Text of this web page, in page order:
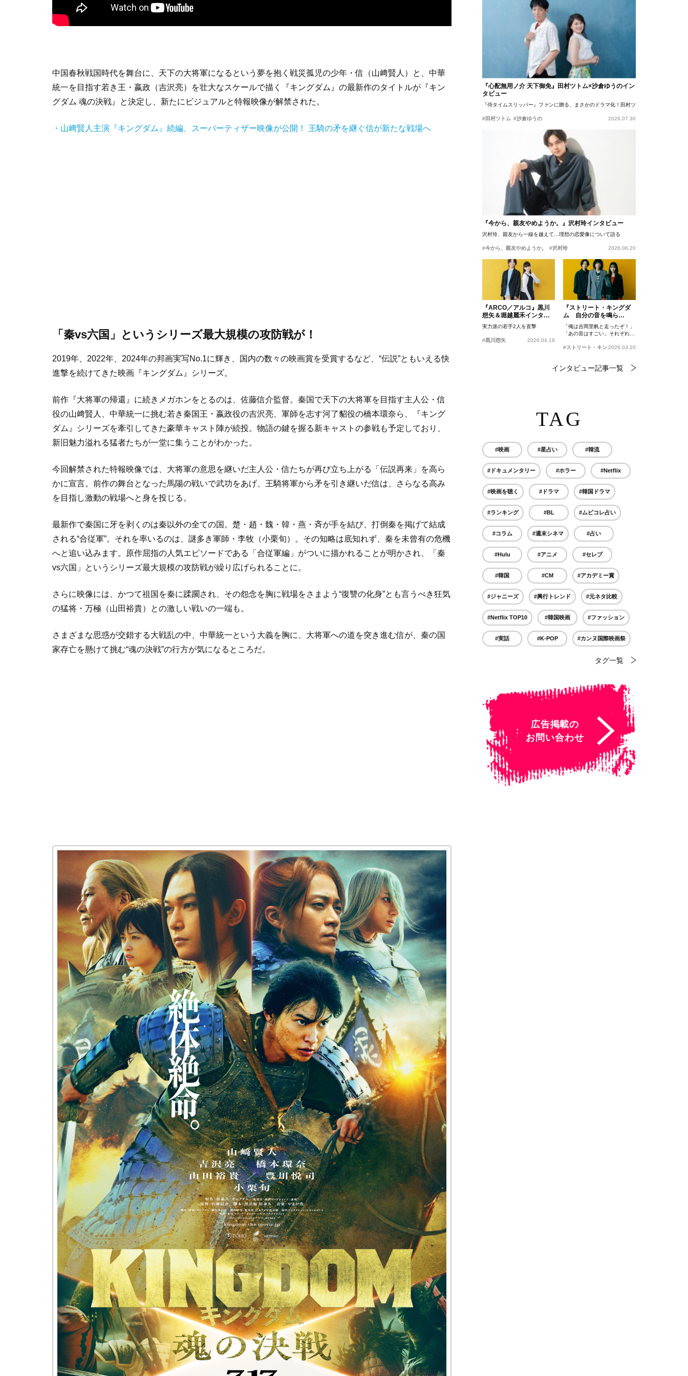
中国春秋戦国時代を舞台に、天下の大将軍になるという夢を抱く戦災孤児の少年・信（山﨑賢人）と、中華
統一を目指す若き王・嬴政（吉沢亮）を壮大なスケールで描く『キングダム』の最新作のタイトルが『キン
グダム 魂の決戦』と決定し、新たにビジュアルと特報映像が解禁された。
・山﨑賢人主演『キングダム』続編、スーパーティザー映像が公開！ 王騎の矛を継ぐ信が新たな戦場へ
「秦vs六国」というシリーズ最大規模の攻防戦が！
2019年、2022年、2024年の邦画実写No.1に輝き、国内の数々の映画賞を受賞するなど、“伝説”ともいえる快
進撃を続けてきた映画『キングダム』シリーズ。
前作『大将軍の帰還』に続きメガホンをとるのは、佐藤信介監督。秦国で天下の大将軍を目指す主人公・信
役の山﨑賢人、中華統一に挑む若き秦国王・嬴政役の吉沢亮、軍師を志す河了貂役の橋本環奈ら、『キング
ダム』シリーズを牽引してきた豪華キャスト陣が続投。物語の鍵を握る新キャストの参戦も予定しており、
新旧魅力溢れる猛者たちが一堂に集うことがわかった。
今回解禁された特報映像では、大将軍の意思を継いだ主人公・信たちが再び立ち上がる「伝説再来」を高ら
かに宣言。前作の舞台となった馬陽の戦いで武功をあげ、王騎将軍から矛を引き継いだ信は、さらなる高み
を目指し激動の戦場へと身を投じる。
最新作で秦国に牙を剥くのは秦以外の全ての国。楚・趙・魏・韓・燕・斉が手を結び、打倒秦を掲げて結成
される“合従軍”。それを率いるのは、謎多き軍師・李牧（小栗旬）。その知略は底知れず、秦を未曾有の危機
へと追い込みます。原作屈指の人気エピソードである「合従軍編」がついに描かれることが明かされ、「秦
vs六国」というシリーズ最大規模の攻防戦が繰り広げられることに。
さらに映像には、かつて祖国を秦に蹂躙され、その怨念を胸に戦場をさまよう“復讐の化身”とも言うべき狂気
の猛将・万極（山田裕貴）との激しい戦いの一端も。
さまざまな思惑が交錯する大戦乱の中、中華統一という大義を胸に、大将軍への道を突き進む信が、秦の国
家存亡を懸けて挑む“魂の決戦”の行方が気になるところだ。
『心配無用ノ介 天下御免』田村ツトム×沙倉ゆうのイン
タビュー
『侍タイムスリッパー』ファンに贈る、まさかのドラマ化！田村ツトム×沙倉ゆうのが語
#田村ツトム #沙倉ゆうの 2026.07.30
『今から、親友やめようか。』沢村玲インタビュー
沢村玲、親友から一線を越えて…理想の恋愛像について語る
#今から、親友やめようか。 #沢村玲 2026.06.20
『ARCO／アルコ』黒川
想矢＆堀越麗禾インタビ
ュー
実力派の若手2人を直撃
#黒川想矢 2026.04.18
『ストリート・キングダ
ム 自分の音を鳴ら
せ。』峯田和伸、若葉竜
也、吉岡里帆インタビュ
ー
「俺は吉岡里帆と走ったぞ！」
「あの音はすごい」それぞれの
#ストリート・キングダム 自分の音を鳴らせ。
2026.03.20
インタビュー記事一覧
TAG
#映画 #星占い #韓流
#ドキュメンタリー #ホラー #Netflix
#映画を聴く #ドラマ #韓国ドラマ
#ランキング #BL #ムビコレ占い
#コラム #週末シネマ #占い
#Hulu #アニメ #セレブ
#韓国 #CM #アカデミー賞
#ジャニーズ #興行トレンド #元ネタ比較
#Netflix TOP10 #韓国映画 #ファッション
#実話 #K-POP #カンヌ国際映画祭
タグ一覧
広告掲載の
お問い合わせ